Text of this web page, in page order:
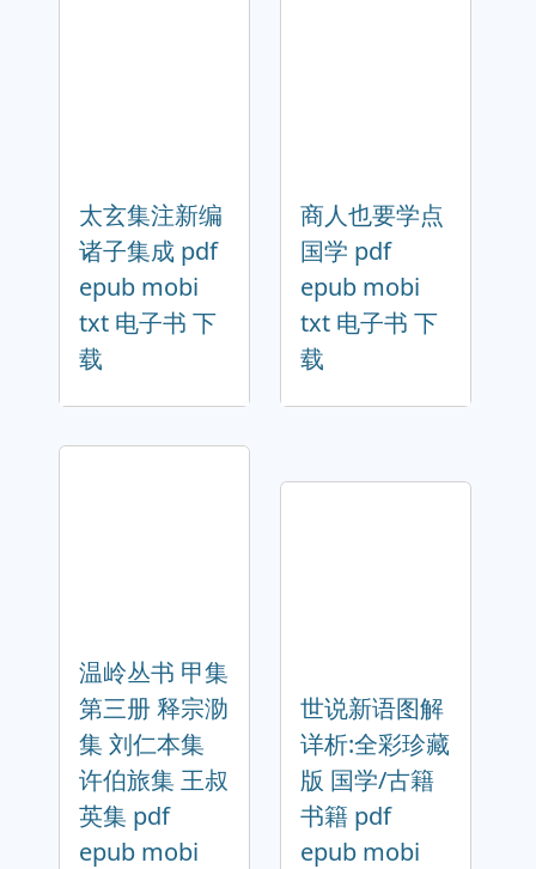
太玄集注新编
诸子集成 pdf
epub mobi
txt 电子书 下
载
商人也要学点
国学 pdf
epub mobi
txt 电子书 下
载
温岭丛书 甲集
第三册 释宗泐
集 刘仁本集
许伯旅集 王叔
英集 pdf
epub mobi
世说新语图解
详析:全彩珍藏
版 国学/古籍
书籍 pdf
epub mobi